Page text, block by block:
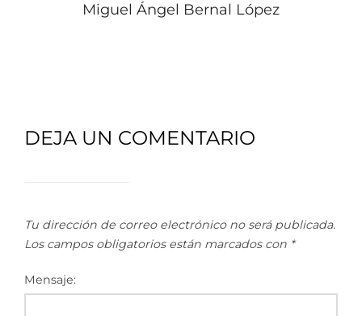
Miguel Ángel Bernal López
DEJA UN COMENTARIO
Tu dirección de correo electrónico no será publicada.
Los campos obligatorios están marcados con *
Mensaje: